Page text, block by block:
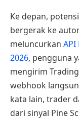
Ke depan,
bergerak ke
meluncurkan
2026, pengguna
mengirim
webhook
kata lain, trader
dari sinyal Pine